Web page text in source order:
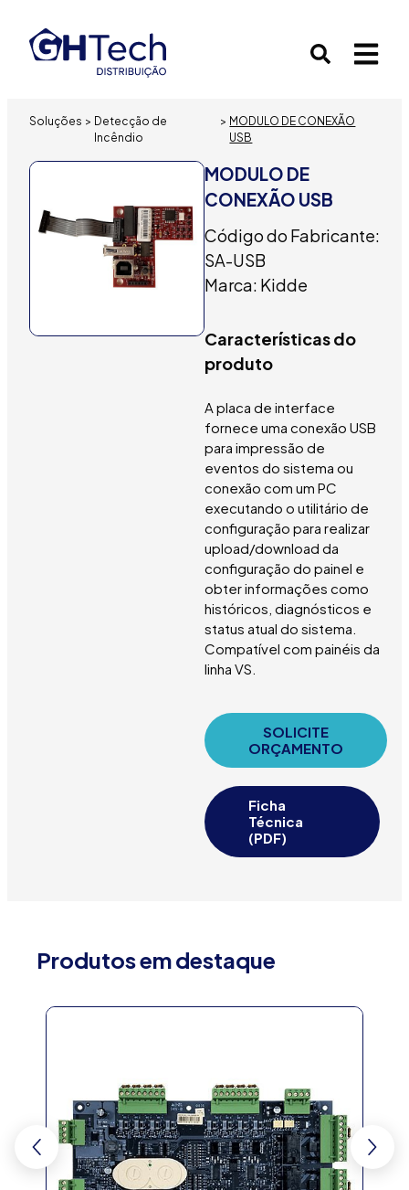
Soluções > Detecção de
Incêndio
> MODULO DE CONEXÃO
USB
MODULO DE
CONEXÃO USB
Código do Fabricante:
SA-USB
Marca: Kidde
Características do
produto
A placa de interface
fornece uma conexão USB
para impressão de
eventos do sistema ou
conexão com um PC
executando o utilitário de
configuração para realizar
upload/download da
configuração do painel e
obter informações como
históricos, diagnósticos e
status atual do sistema.
Compatível com painéis da
linha VS.
SOLICITE
ORÇAMENTO
Ficha
Técnica
(PDF)
Produtos em destaque